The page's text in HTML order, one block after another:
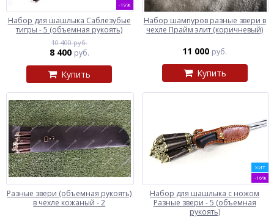
-19%
Набор для шашлыка Саблезубые
тигры - 5 (объемная рукоять)
10 400 руб.
8 400 руб.
Купить
Набор шампуров разные звери в
чехле Прайм элит (коричневый)
11 000 руб.
Купить
Разные звери (объемная рукоять)
в чехле кожаный - 2
ХИТ
-16%
Набор для шашлыка c ножом
Разные звери - 5 (объемная
рукоять)